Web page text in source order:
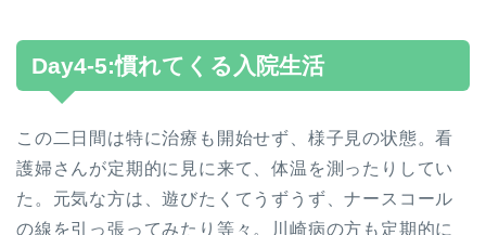
Day4-5:慣れてくる入院生活
この二日間は特に治療も開始せず、様子見の状態。看
護婦さんが定期的に見に来て、体温を測ったりしてい
た。元気な方は、遊びたくてうずうず、ナースコール
の線を引っ張ってみたり等々。川崎病の方も定期的に